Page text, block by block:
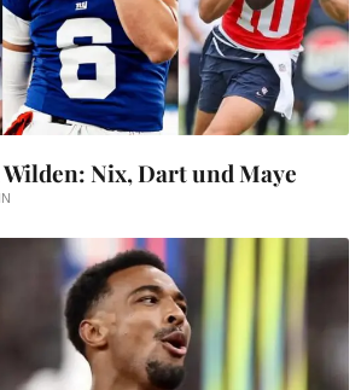
Nix, Dart und Maye